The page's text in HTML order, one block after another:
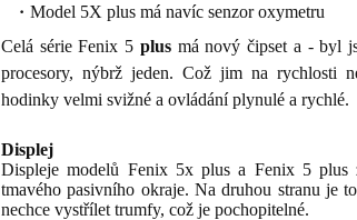
Model 5X plus má navíc senzor oxymetru
Celá série Fenix 5 plusmá nový čipset a - byl
procesory, nýbrž jeden. Což jim na rychlosti
hodinky velmi svižné a ovládání plynulé a rychlé.
Displej
Displeje modelů Fenix 5x plus a Fenix 5 plus
tmavého pasivního okraje. Na druhou stranu je
nechce vystřílet trumfy, což je pochopitelné.